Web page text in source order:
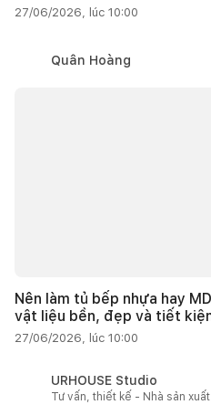
27/06/2026, lúc 10:00
Quân Hoàng
Nên làm tủ bếp nhựa hay
vật liệu bền, đẹp và tiết
27/06/2026, lúc 10:00
URHOUSE Studio
Tư vấn, thiết kế - Nhà sản xuất